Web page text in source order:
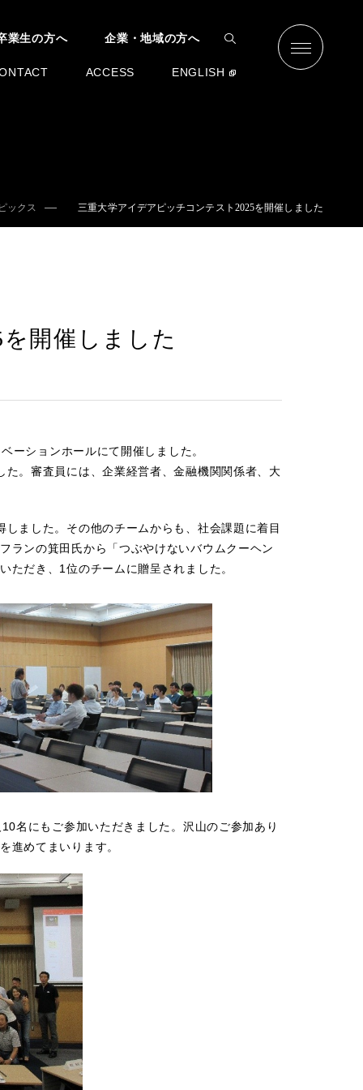
業生の方へ 企業・地域の方へ
ACCESS ENGLISH
ックス 三重大学アイデアピッチコンテスト2025を開催しました
開催しました
ーションホールにて開催しました。
。審査員には、企業経営者、金融機関関係者、大
ました。その他のチームからも、社会課題に着目
ランの箕田氏から「つぶやけないバウムクーヘン
ただき、1位のチームに贈呈されました。
名にもご参加いただきました。沢山のご参加あり
進めてまいります。